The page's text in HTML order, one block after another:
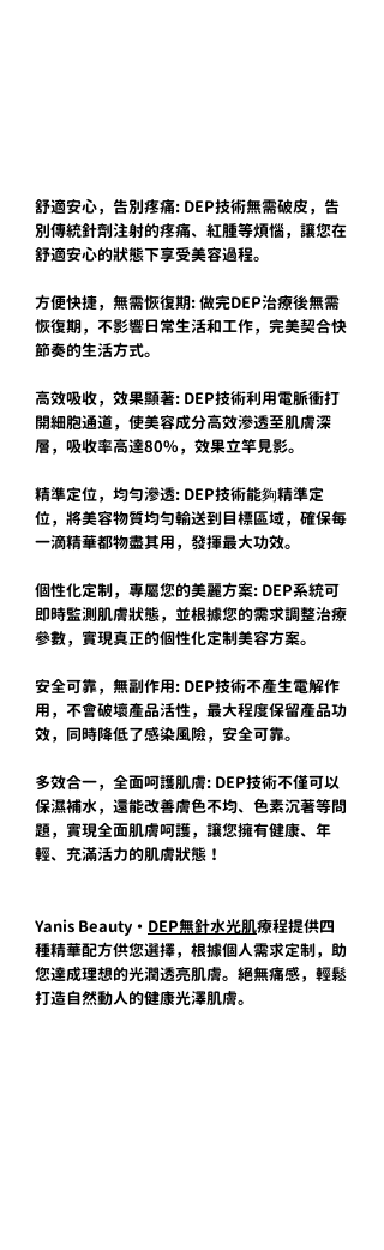
舒適安心，告別疼痛: DEP技術無需破皮，告
別傳統針劑注射的疼痛、紅腫等煩惱，讓您在
舒適安心的狀態下享受美容過程。
方便快捷，無需恢復期: 做完DEP治療後無需
恢復期，不影響日常生活和工作，完美契合快
節奏的生活方式。
高效吸收，效果顯著: DEP技術利用電脈衝打
開細胞通道，使美容成分高效滲透至肌膚深
層，吸收率高達80%，效果立竿見影。
精準定位，均勻滲透: DEP技術能夠精準定
位，將美容物質均勻輸送到目標區域，確保每
一滴精華都物盡其用，發揮最大功效。
個性化定制，專屬您的美麗方案: DEP系統可
即時監測肌膚狀態，並根據您的需求調整治療
參數，實現真正的個性化定制美容方案。
安全可靠，無副作用: DEP技術不產生電解作
用，不會破壞產品活性，最大程度保留產品功
效，同時降低了感染風險，安全可靠。
多效合一，全面呵護肌膚: DEP技術不僅可以
保濕補水，還能改善膚色不均、色素沉著等問
題，實現全面肌膚呵護，讓您擁有健康、年
輕、充滿活力的肌膚狀態！
Yanis Beauty・ DEP無針水光肌療程提供四
種精華配方供您選擇，根據個人需求定制，助
您達成理想的光潤透亮肌膚。絕無痛感，輕鬆
打造自然動人的健康光澤肌膚。